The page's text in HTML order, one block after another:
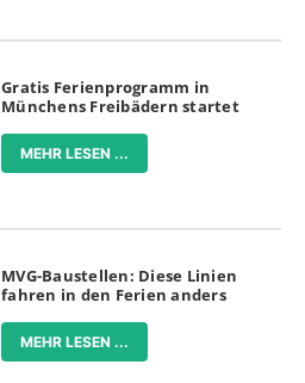
Gratis Ferienprogramm in
Münchens Freibädern startet
MEHR LESEN ...
MVG-Baustellen: Diese Linien
fahren in den Ferien anders
MEHR LESEN ...